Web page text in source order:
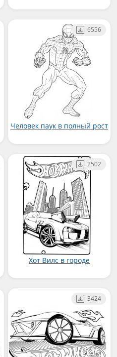
Человек паук в полный рост
6556
Хот Вилс в городе
2502
3424